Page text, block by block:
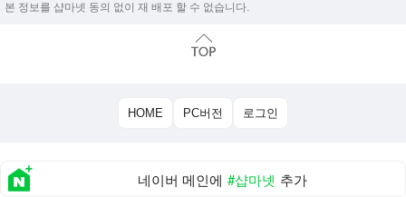
본 정보를 샵마넷 동의 없이 재 배포 할 수 없습니다.
HOME PC버전 로그인
네이버 메인에 #샵마넷 추가